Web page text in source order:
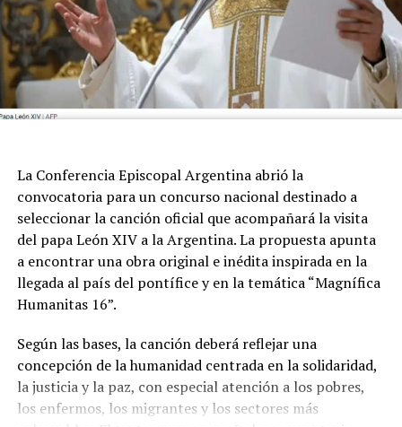
La Conferencia Episcopal Argentina abrió la
convocatoria para un concurso nacional destinado a
seleccionar la canción oficial que acompañará la visita
del papa León XIV a la Argentina. La propuesta apunta
a encontrar una obra original e inédita inspirada en la
llegada al país del pontífice y en la temática “Magnífica
Humanitas 16”.
Según las bases, la canción deberá reflejar una
concepción de la humanidad centrada en la solidaridad,
la justicia y la paz, con especial atención a los pobres,
los enfermos, los migrantes y los sectores más